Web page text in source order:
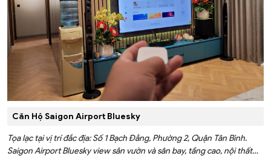
Căn Hộ Saigon Airport Bluesky
Tọa lạc tại vị trí đắc địa: Số 1 Bạch Đằng, Phường 2, Quận Tân Bình.
Saigon Airport Bluesky view sân vườn và sân bay, tầng cao, nội thất